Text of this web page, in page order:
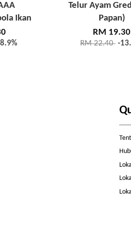
Ikan
Telur Ayam
Papan)
RM 19.30
RM 22.40 -